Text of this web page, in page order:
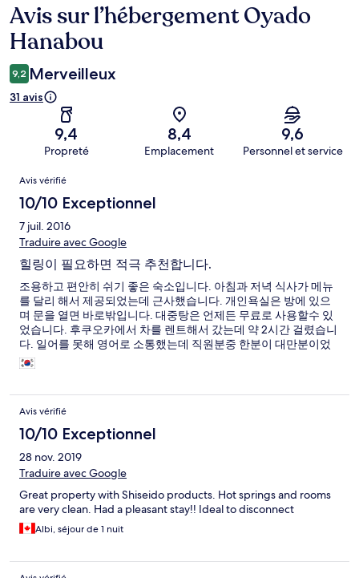
Avis
Avis sur l’hébergement Oyado
Hanabou
9,2 Merveilleux
31 avis
9,4
Propreté
8,4
Emplacement
9,6
Personnel et service
Avis
Avis vérifié
10/10 Exceptionnel
7 juil. 2016
Traduire avec Google
힐링이 필요하면 적극 추천합니다.
조용하고 편안히 쉬기 좋은 숙소입니다. 아침과 저녁 식사가 메뉴
를 달리 해서 제공되었는데 근사했습니다. 개인욕실은 방에 있으
며 문을 열면 바로밖입니다. 대중탕은 언제든 무료로 사용할수 있
었습니다. 후쿠오카에서 차를 렌트해서 갔는데 약 2시간 걸렸습니
다. 일어를 못해 영어로 소통했는데 직원분중 한분이 대만분이었
는데 무난하게 영어를 하시는분이라 매우 편안했습니다. 힐링을
원하시면 쿠로가와 보다 이곳을 추천합니다.
Avis vérifié
10/10 Exceptionnel
28 nov. 2019
Traduire avec Google
Great property with Shiseido products. Hot springs and rooms
are very clean. Had a pleasant stay!! Ideal to disconnect
Albi, séjour de 1 nuit